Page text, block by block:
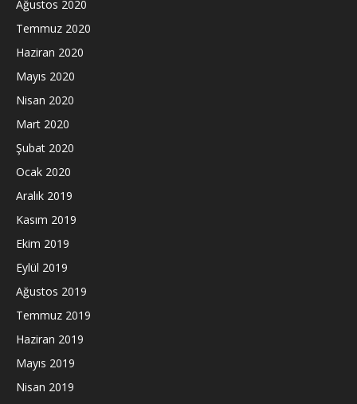
Ağustos 2020
Temmuz 2020
Haziran 2020
Mayıs 2020
Nisan 2020
Mart 2020
Şubat 2020
Ocak 2020
Aralık 2019
Kasım 2019
Ekim 2019
Eylül 2019
Ağustos 2019
Temmuz 2019
Haziran 2019
Mayıs 2019
Nisan 2019